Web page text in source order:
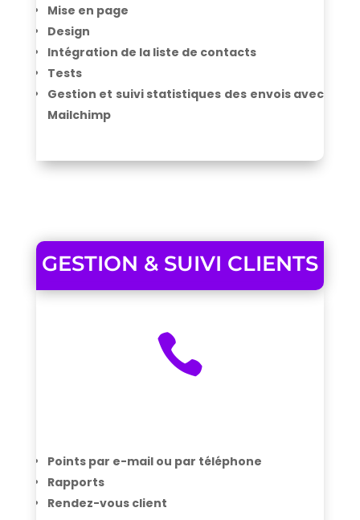
Mise en page
Design
Intégration de la liste de contacts
Tests
Gestion et suivi statistiques des envois avec
Mailchimp
GESTION & SUIVI CLIENTS

Points par e-mail ou par téléphone
Rapports
Rendez-vous client